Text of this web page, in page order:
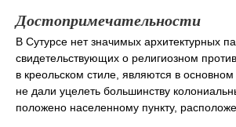
Достопримечательности
В Сутурсе нет значимых архитектурных
свидетельствующих о религиозном
в креольском стиле, являются в
не дали уцелеть большинству
положено населенному пункту,